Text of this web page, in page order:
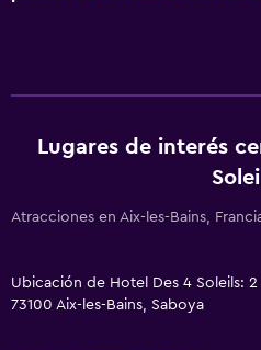
Lugares de interés
Atracciones en Aix-les-Bains,
Ubicación de Hotel Des 4 Soleils: 2
73100 Aix-les-Bains, Saboya